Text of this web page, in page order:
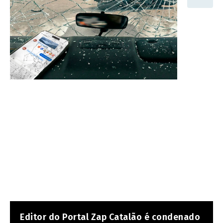
Editor do Portal Zap Catalão é condenado